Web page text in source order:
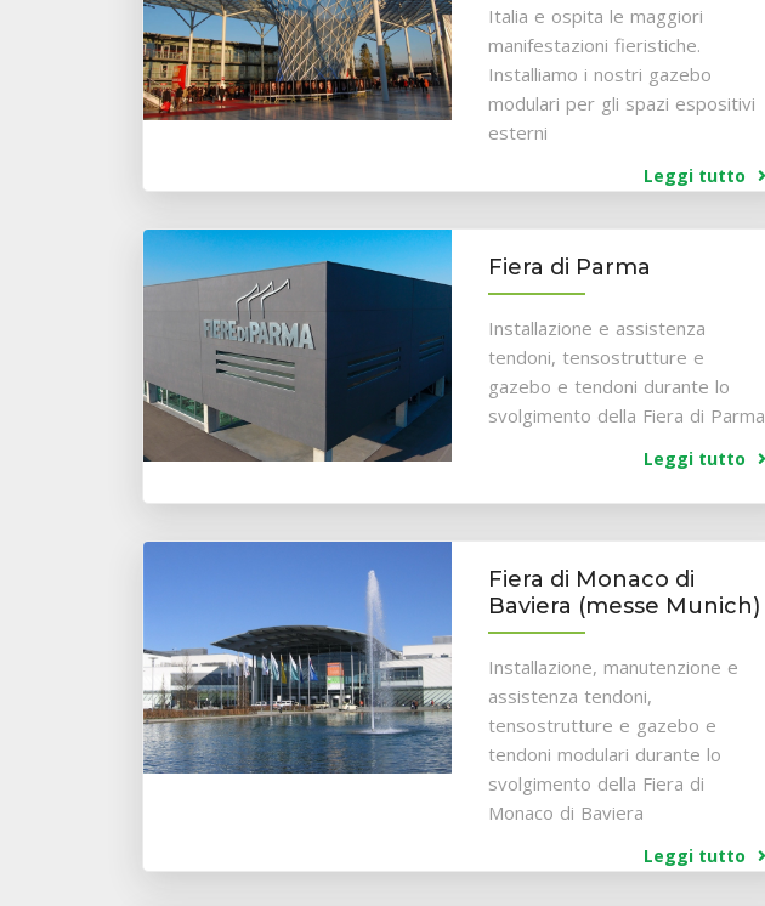
Italia e ospita le maggiori
manifestazioni fieristiche.
Installiamo i nostri gazebo
modulari per gli spazi espositivi
esterni
Leggi tutto
Fiera di Parma
Installazione e assistenza
tendoni, tensostrutture e
gazebo e tendoni durante lo
svolgimento della Fiera di Parma
Leggi tutto
Fiera di Monaco di
Baviera (messe Munich)
Installazione, manutenzione e
assistenza tendoni,
tensostrutture e gazebo e
tendoni modulari durante lo
svolgimento della Fiera di
Monaco di Baviera
Leggi tutto